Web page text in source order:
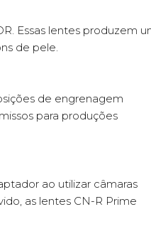
Essas lentes produzem
de pele.
de engrenagem
para produções
ao utilizar câmaras
as lentes CN-R Prime